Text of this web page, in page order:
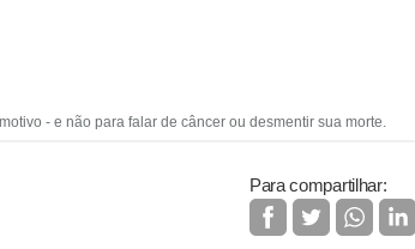
- e não para falar de câncer ou desmentir sua morte.
Para compartilhar: